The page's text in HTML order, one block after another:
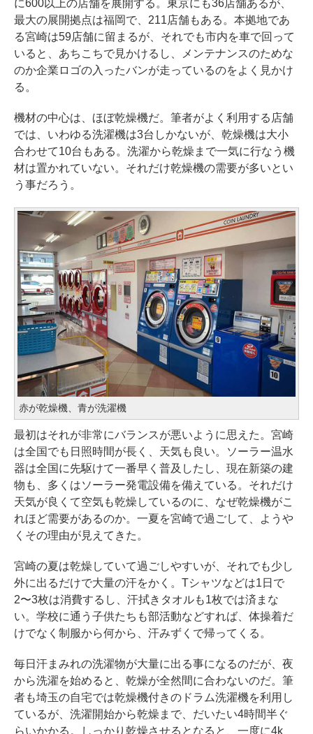
に600以上の店舗を展開する。東京にも36店舗あるが、
最大の展開拠点は福岡で、211店舗もある。本拠地であ
る宮崎は59店舗に留まるが、それでも市内を車で回って
いると、あちこちで見かけるし、メンテナンスのためな
のか企業ロゴの入ったバンが走っているのをよく見かけ
る。
機材の中心は、ほぼ乾燥機だ。筆者がよく利用する店舗
では、いわゆる洗濯機は3台しかないが、乾燥機は大小
合わせて10台もある。洗濯から乾燥まで一気に行なう機
材は置かれていない。それだけ乾燥機の需要が多いとい
う事だろう。
赤が乾燥機、青が洗濯機
最初はそれが非常にバランスが悪いように思えた。宮崎
は全国でも日照時間が長く、天気も良い。ソーラー温水
器は全国に先駆けて一番早く普及したし、現在新築の建
物も、多くはソーラー発電設備を備えている。それだけ
天気が良くて空気も乾燥しているのに、なぜ乾燥機がこ
れほど需要があるのか。一夏を宮崎で過ごして、ようや
くその理由が見えてきた。
宮崎の夏は乾燥していて過ごしやすいが、それでも少し
外に出るだけで大量の汗をかく。Tシャツなどは1日で
2〜3枚は消費するし、汗拭きタオルも1枚では済まな
い。学校に通う子供たちも部活動などすれば、体操着だ
けでなく制服から何から、汗みずくで帰ってくる。
毎日汗まみれの洗濯物が大量に出る事になるのだが、夜
から洗濯を始めると、乾燥が全然間に合わないのだ。筆
者も埼玉の自宅では乾燥機付きのドラム洗濯機を利用し
ているが、洗濯開始から乾燥まで、だいたい4時間半ぐ
らいかかる。しっかり乾燥させるとなると、一度に4k